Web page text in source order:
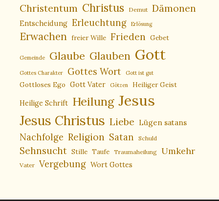
Christentum Christus Demut Dämonen
Entscheidung Erleuchtung Erlösung
Erwachen freier Wille Frieden Gebet
Gemeinde Glaube Glauben Gott
Gottes Charakter Gottes Wort Gott ist gut
Gottloses Ego Gott Vater Götzen Heiliger Geist
Heilige Schrift Heilung Jesus
Jesus Christus Liebe Lügen satans
Nachfolge Religion Satan Schuld
Sehnsucht Stille Taufe Traumaheilung Umkehr
Vater Vergebung Wort Gottes